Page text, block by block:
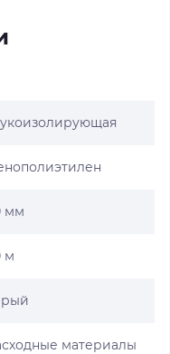
мм
м
материалы